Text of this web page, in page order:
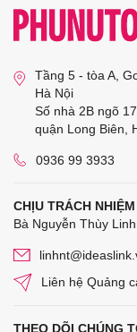
Tầng 5 - tòa A,
Hà Nội
Số nhà 2B ngõ
quận Long Biên,
0936 99 3933
CHỊU TRÁCH
Bà Nguyễn Thùy Linh
Liên hệ Quảng
THEO DÕI CHÚNG